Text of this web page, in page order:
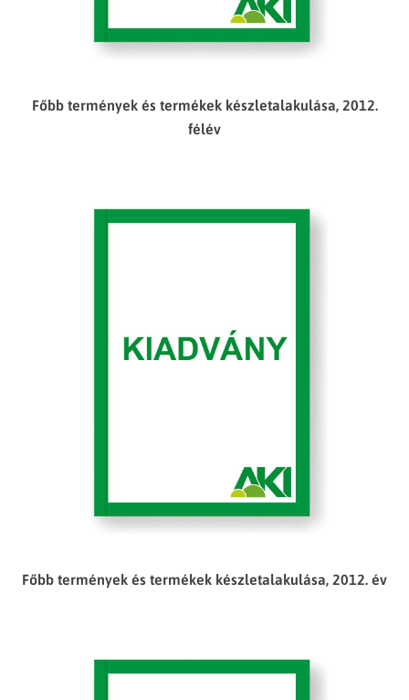
Főbb termények és termékek készletalakulása, 2012.
félév
Főbb termények és termékek készletalakulása, 2012. év